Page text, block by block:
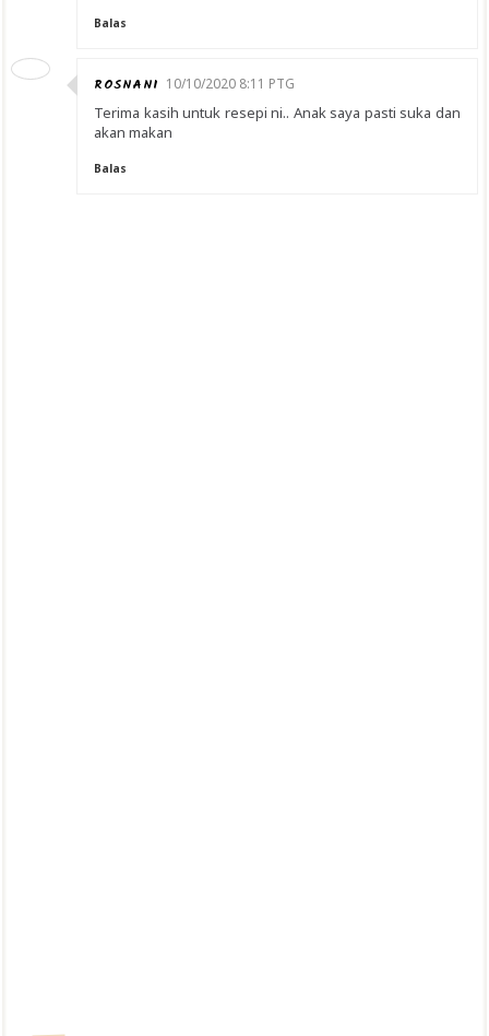
Balas
ROSNANI 10/10/2020 8:11 PTG
Terima kasih untuk resepi ni.. Anak saya pasti suka dan
akan makan
Balas